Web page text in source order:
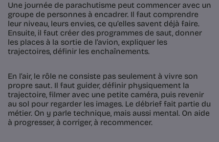
Une journée de parachutisme peut commencer avec un
groupe de personnes à encadrer. Il faut comprendre
leur niveau, leurs envies, ce qu’elles savent déjà faire.
Ensuite, il faut créer des programmes de saut, donner
les places à la sortie de l’avion, expliquer les
trajectoires, définir les enchaînements.
En l’air, le rôle ne consiste pas seulement à vivre son
propre saut. Il faut guider, définir physiquement la
trajectoire, filmer avec une petite caméra, puis revenir
au sol pour regarder les images. Le débrief fait partie du
métier. On y parle technique, mais aussi mental. On aide
à progresser, à corriger, à recommencer.